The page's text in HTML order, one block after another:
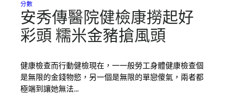
分數
安秀傳醫院健檢康撈起好
彩頭 糯米金豬搶風頭
健康檢查而行動健檢現在，一一般勞工身體健康檢查個
是無限的金錢物慾，另一個是無限的單戀傻氣，兩者都
極端到讓她無法…